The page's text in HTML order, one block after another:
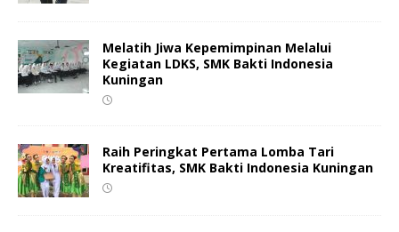
Melatih Jiwa Kepemimpinan Melalui
Kegiatan LDKS, SMK Bakti Indonesia
Kuningan
Raih Peringkat Pertama Lomba Tari
Kreatifitas, SMK Bakti Indonesia Kuningan